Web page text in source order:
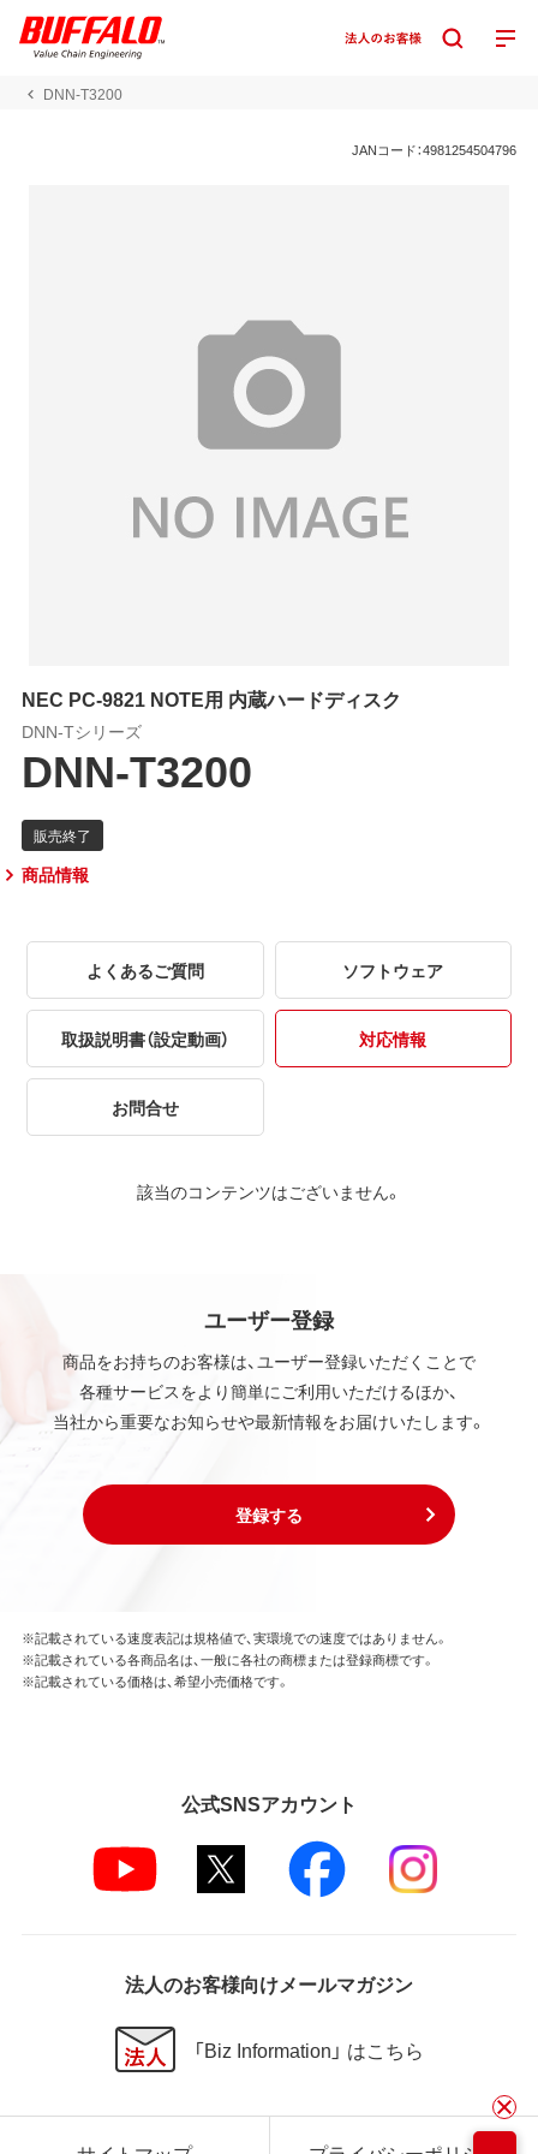
DNN-T3200
JANコード：4981254504796
NEC PC-9821 NOTE用 内蔵ハードディスク
DNN-Tシリーズ
DNN-T3200
商品情報
よくあるご質問 ソフトウェア
取扱説明書（設定動画） 対応情報
お問合せ
該当のコンテンツはございません。
ユーザー登録
商品をお持ちのお客様は、ユーザー登録いただくことで
各種サービスをより簡単にご利用いただけるほか、
当社から重要なお知らせや最新情報をお届けいたします。
登録する
※記載されている速度表記は規格値で、実環境での速度ではありません。
※記載されている各商品名は、一般に各社の商標または登録商標です。
※記載されている価格は、希望小売価格です。
公式SNSアカウント
法人のお客様向けメールマガジン
「Biz Information」 はこちら